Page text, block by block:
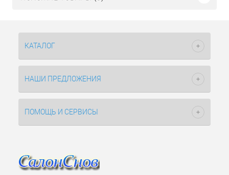
КАТАЛОГ
НАШИ ПРЕДЛОЖЕНИЯ
ПОМОЩЬ И СЕРВИСЫ